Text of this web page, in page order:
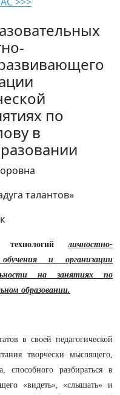
по
в
талантов»
технологийличностно-
обучения и организации
на занятиях по
образовании.
в своей педагогической
творчески мыслящего,
способного разбираться в
«видеть», «слышать» и